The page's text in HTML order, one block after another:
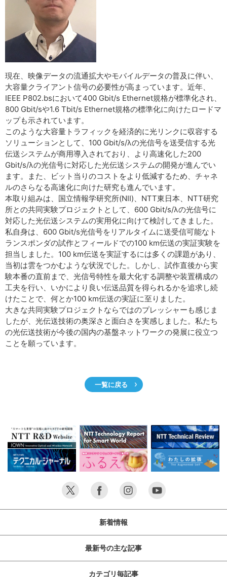
現在、映像データの流通拡大やモバイルデータの普及に伴い、
大容量クライアント信号の必要性が高まっています。近年、
IEEE P802.bsにおいて400 Gbit/s Ethernet規格が標準化され、
800 Gbit/sや1.6 Tbit/s Ethernet規格の標準化に向けたロードマ
ップも示されています。
このような大容量トラフィックを経済的に光リンクに収容する
ソリューションとして、100 Gbit/s/λの光信号を送受信する光
伝送システムが商用導入されており、より高速化した200
Gbit/s/λの光信号に対応した光伝送システムの開発が進んでい
ます。また、ビット当りのコストをより低減するため、チャネ
ルのさらなる高速化に向けた研究も進んでいます。
本取り組みは、国立情報学研究所(NII)、NTT東日本、NTT研究
所との共同実験プロジェクトとして、600 Gbit/s/λの光信号に
対応した光伝送システムの実用化に向けて検討してきました。
私自身は、600 Gbit/s光信号をリアルタイムに送受信可能なト
ランスポンダの試作とフィールドでの100 km伝送の実証実験を
担当しました。100 km伝送を実証するには多くの課題があり、
当初は雲をつかむような状況でした。しかし、試作直後から実
験本番の直前まで、光信号特性を最大化する調整や装置構成の
工夫を行い、いかにより良い伝送品質を得られるかを追求し続
けたことで、何とか100 km伝送の実証に至りました。
大きな共同実験プロジェクトならではのプレッシャーも感じま
したが、光伝送技術の奥深さと面白さを実感しました。私たち
の光伝送技術が今後の国内の基盤ネットワークの発展に役立つ
ことを願っています。
一覧に戻る
新着情報
最新号の主な記事
カテゴリ毎記事